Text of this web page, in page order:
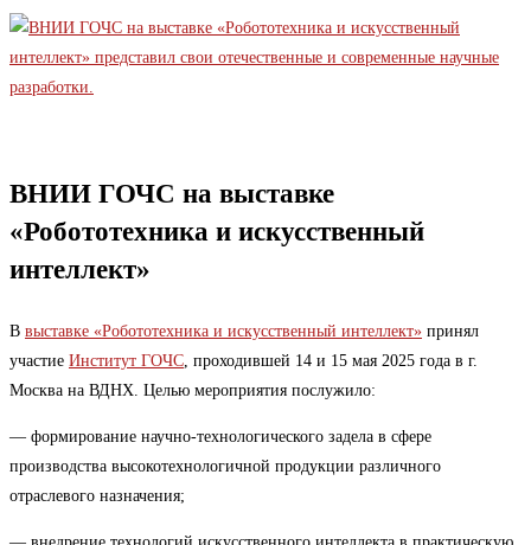
ВНИИ ГОЧС на выставке
«Робототехника и искусственный
интеллект»
В выставке «Робототехника и искусственный интеллект» принял
участие Институт ГОЧС, проходившей 14 и 15 мая 2025 года в г.
Москва на ВДНХ. Целью мероприятия послужило:
— формирование научно-технологического задела в сфере
производства высокотехнологичной продукции различного
отраслевого назначения;